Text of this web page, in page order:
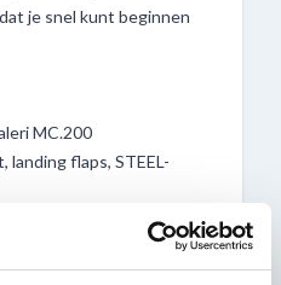
je snel kunt beginnen
MC.200
landing flaps, STEEL-
die streven naar
realistische elementen